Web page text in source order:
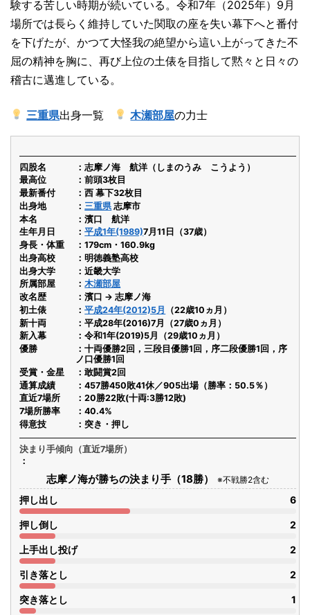
験する苦しい時期が続いている。令和7年（2025年）9月
場所では長らく維持していた関取の座を失い幕下へと番付
を下げたが、かつて大怪我の絶望から這い上がってきた不
屈の精神を胸に、再び上位の土俵を目指して黙々と日々の
稽古に邁進している。
三重県出身一覧 木瀬部屋の力士
四股名
志摩ノ海 航洋（しまのうみ こうよう）
最高位
前頭3枚目
最新番付
西 幕下32枚目
出身地
三重県 志摩市
本名
濱口 航洋
生年月日
平成1年(1989)7月11日（37歳）
身長・体重
179cm・160.9kg
出身高校
明徳義塾高校
出身大学
近畿大学
所属部屋
木瀬部屋
改名歴
濱口 → 志摩ノ海
初土俵
平成24年(2012)5月
（22歳10ヵ月）
新十両
平成28年(2016)7月（27歳0ヵ月）
新入幕
令和1年(2019)5月（29歳10ヵ月）
優勝
十両優勝2回，三段目優勝1回，序二段優勝1回，序
ノ口優勝1回
受賞・金星
敢闘賞2回
通算成績
457勝450敗41休／905出場（勝率：50.5％）
直近7場所
20勝22敗(十両:3勝12敗)
7場所勝率
40.4%
得意技
突き・押し
決まり手傾向（直近7場所）
志摩ノ海が勝ちの決まり手（18勝） ※不戦勝2含む
押し出し 6
押し倒し 2
上手出し投げ 2
引き落とし 2
突き落とし 1